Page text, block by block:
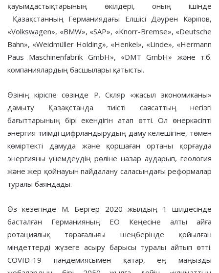
қауымдастықтарының өкілдері, оның ішінде
Қазақстанның Германиядағы Елшісі Дәурен Кәріпов,
«Volkswagen», «BMW», «SAP», «Knorr-Bremse», «Deutsche
Bahn», «Weidmüller Holding», «Henkel», «Linde», «Hermann
Paus Maschinenfabrik GmbH», «DMT GmbH» және т.б.
компаниялардың басшылары қатысты.
Өзінің кіріспе сөзінде Р. Скляр «жасыл экономиканы»
дамыту Қазақстанда тиісті саясаттың негізгі
бағыттарының бірі екендігін атап өтті. Ол өнеркәсіпті
энергия тиімді цифрландырудың даму келешігіне, төмен
көміртекті дамуда және қоршаған ортаны қорғауда
энергияны үнемдеудің рөліне назар аударып, геология
және жер қойнауын пайдалану саласындағы реформалар
туралы баяндады.
Өз кезегінде М. Бергер 2020 жылдың 1 шілдесінде
басталған Германияның ЕО Кеңесіне алты айға
ротациялық төрағалығы шеңберінде қойылған
міндеттерді жүзеге асыру барысы туралы айтып өтті.
COVID-19 пандемиясымен қатар, ең маңызды